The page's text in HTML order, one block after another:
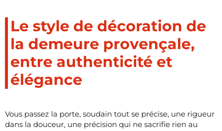
Le style de décoration de
la demeure provençale,
entre authenticité et
élégance
Vous passez la porte, soudain tout se précise, une rigueur
dans la douceur, une précision qui ne sacrifie rien au